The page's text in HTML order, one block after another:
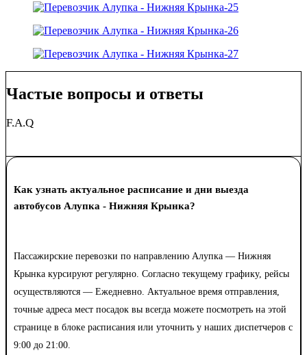
Частые вопросы и ответы
F.A.Q
Как узнать актуальное расписание и дни выезда
автобусов Алупка - Нижняя Крынка?
Пассажирские перевозки по направлению Алупка — Нижняя
Крынка курсируют регулярно. Согласно текущему графику, рейсы
осуществляются — Ежедневно. Актуальное время отправления,
точные адреса мест посадок вы всегда можете посмотреть на этой
странице в блоке расписания или уточнить у наших диспетчеров с
9:00 до 21:00.